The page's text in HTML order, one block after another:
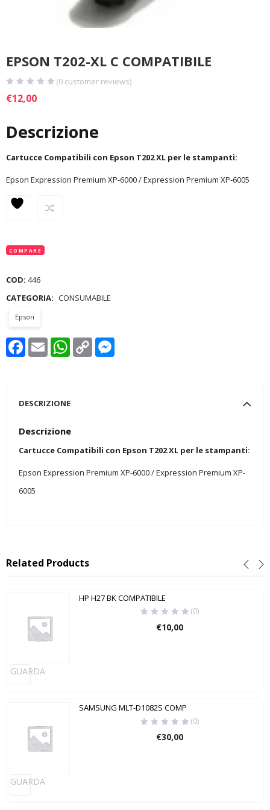
EPSON T202-XL C COMPATIBILE
(0 customer reviews)
€12,00
Descrizione
Cartucce Compatibili con Epson T202 XL per le stampanti:
Epson Expression Premium XP-6000 / Expression Premium XP-6005
COMPARE
COD: 446
CATEGORIA: CONSUMABILE
Epson
Facebook
Email WhatsApp
Copy
Link
DESCRIZIONE
Descrizione
Cartucce Compatibili con Epson T202 XL per le stampanti:
Epson Expression Premium XP-6000 / Expression Premium XP-
6005
Related Products
GUARDA
HP H27 BK COMPATIBILE
(0)
€10,00
GUARDA
SAMSUNG MLT-D1082S COMP
(0)
€30,00